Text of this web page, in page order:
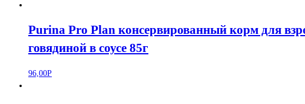
Purina Pro Plan консервированный корм для
говядиной в соусе 85г
96,00Р